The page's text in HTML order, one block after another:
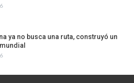
ya no busca una ruta, construyó un